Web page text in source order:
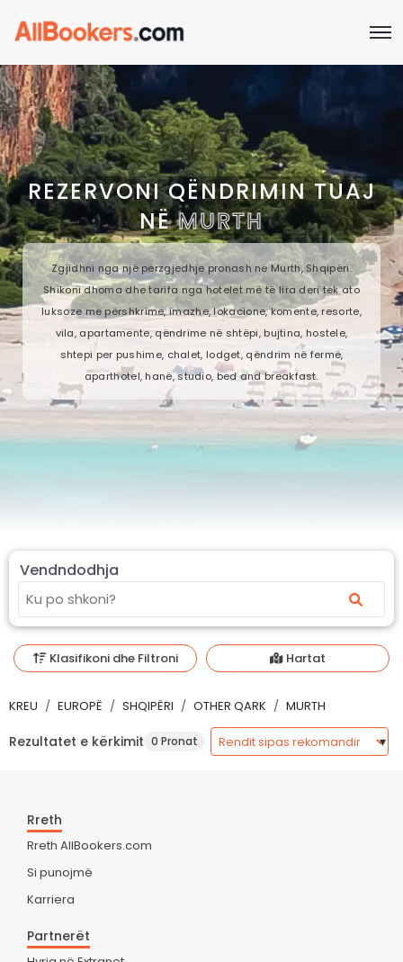
REZERVONI QËNDRIMIN TUAJ
NËMURTH
Zgjidhni nga një përzgjedhje pronash në Murth, Shqipëri.
Shikoni dhoma dhe tarifa nga hotelet më të lira deri tek ato
luksoze me përshkrime, imazhe, lokacione, komente, resorte,
vila, apartamente, qëndrime në shtëpi, bujtina, hostele,
shtepi per pushime, chalet, lodget, qëndrim në fermë,
aparthotel, hanë, studio, bed and breakfast.
Vendndodhja
Klasifikoni dhe Filtroni Hartat
KREU EUROPË SHQIPËRI OTHER QARK MURTH
Rezultatet e kërkimit 0 Pronat
Rreth
Rreth AllBookers.com
Si punojmë
Karriera
Partnerët